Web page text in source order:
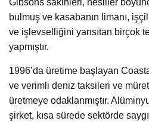
Gibsons sakinleri, nesiller
bulmuş ve kasabanın limanı,
ve işlevselliğini yansıtan birçok
yapmıştır.
1996’da üretime başlayan
ve verimli deniz taksileri ve
üretmeye odaklanmıştır.
şirket, kısa sürede sektörde